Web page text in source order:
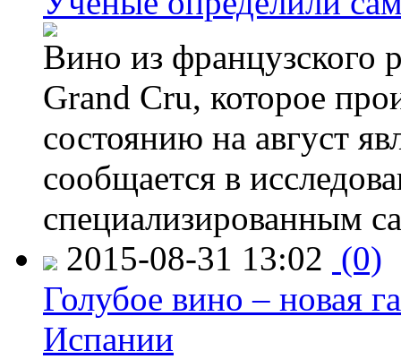
Вино из французского
Grand Cru, которое
состоянию на август
сообщается в
специализированным
2015-08-31 13:02 (0)
Голубое вино – новая
Испании